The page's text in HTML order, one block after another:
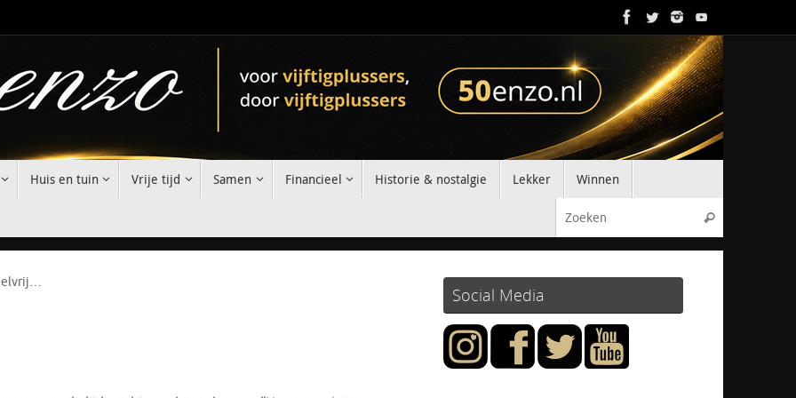
Huis en tuin Vrije tijd Samen Financieel Historie & nostalgie Lekker
Winnen
Zoeken
Social Media